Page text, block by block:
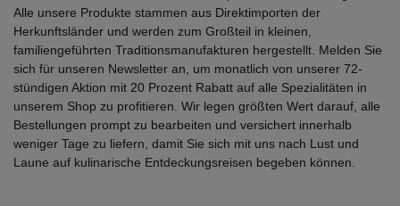
Alle unsere Produkte stammen aus Direktimporten der
Herkunftsländer und werden zum Großteil in kleinen,
familiengeführten Traditionsmanufakturen hergestellt. Melden Sie
sich für unseren Newsletter an, um monatlich von unserer 72-
stündigen Aktion mit 20 Prozent Rabatt auf alle Spezialitäten in
unserem Shop zu profitieren. Wir legen größten Wert darauf, alle
Bestellungen prompt zu bearbeiten und versichert innerhalb
weniger Tage zu liefern, damit Sie sich mit uns nach Lust und
Laune auf kulinarische Entdeckungsreisen begeben können.